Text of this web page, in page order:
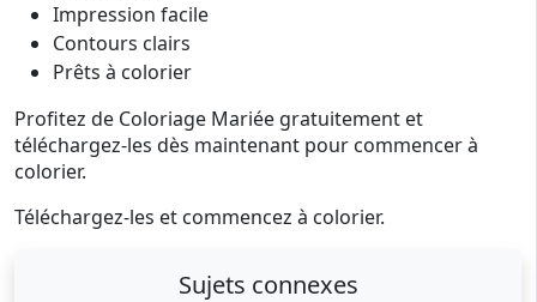
Impression facile
Contours clairs
Prêts à colorier
Profitez de Coloriage Mariée gratuitement et
téléchargez-les dès maintenant pour commencer à
colorier.
Téléchargez-les et commencez à colorier.
Sujets connexes